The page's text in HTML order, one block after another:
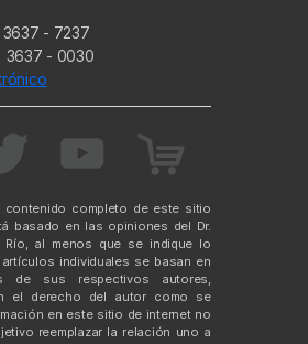
- 7237
3637 - 0030
contenido completo de este sitio
basado en las opiniones del Dr.
Río, al menos que se indique lo
individuales se basan en
de sus respectivos autores,
el derecho del autor como se
en este sitio de internet no
reemplazar la relación uno a